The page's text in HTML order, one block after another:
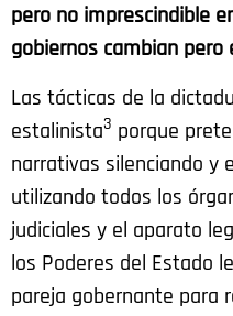
pero no imprescindible
gobiernos cambian
Las tácticas de la
estalinista3 porque
narrativas silenciando y
utilizando todos los
judiciales y el aparato
los Poderes del Estado
pareja gobernante para